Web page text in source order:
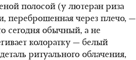
полосой (у лютеран риза
переброшенная через плечо, —
сегодня обычный, а не
колоратку — белый
ритуального облачения,